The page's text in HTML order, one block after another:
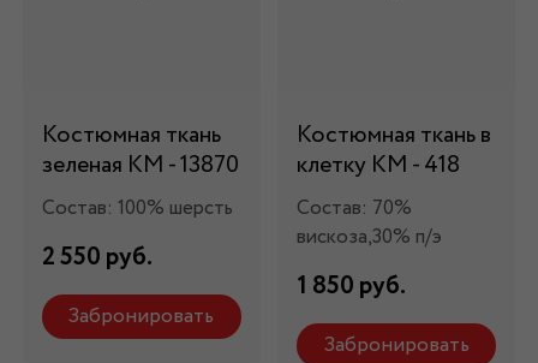
Костюмная ткань
зеленая КМ - 13870
Состав: 100% шерсть
2 550 руб.
Забронировать
Костюмная ткань в
клетку КМ - 418
Состав: 70%
вискоза,30% п/э
1 850 руб.
Забронировать